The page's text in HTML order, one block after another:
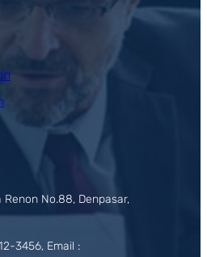
No.88, Denpasar,
3456, Email :